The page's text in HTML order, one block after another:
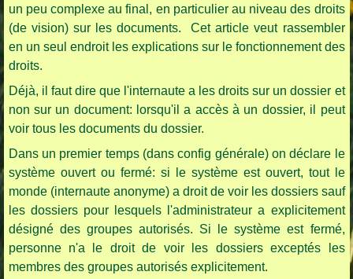
un peu complexe au final, en particulier au niveau des droits
(de vision) sur les documents. Cet article veut rassembler
en un seul endroit les explications sur le fonctionnement des
droits.
Déjà, il faut dire que l'internaute a les droits sur un dossier et
non sur un document: lorsqu'il a accès à un dossier, il peut
voir tous les documents du dossier.
Dans un premier temps (dans config générale) on déclare le
système ouvert ou fermé: si le système est ouvert, tout le
monde (internaute anonyme) a droit de voir les dossiers sauf
les dossiers pour lesquels l'administrateur a explicitement
désigné des groupes autorisés. Si le système est fermé,
personne n'a le droit de voir les dossiers exceptés les
membres des groupes autorisés explicitement.